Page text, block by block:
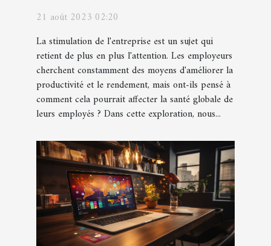
des employés
21 août 2023 02:20
La stimulation de l'entreprise est un sujet qui
retient de plus en plus l'attention. Les employeurs
cherchent constamment des moyens d'améliorer la
productivité et le rendement, mais ont-ils pensé à
comment cela pourrait affecter la santé globale de
leurs employés ? Dans cette exploration, nous...